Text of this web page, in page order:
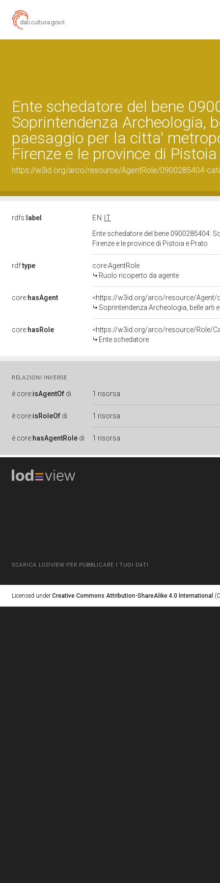
Ente schedatore del bene
Soprintendenza Archeologia,
paesaggio per la citta'
Firenze e le province di
https://w3id.org/arco/resource/AgentRole/0900285404-
rdfs: label EN
IT
Ente schedatore del bene 0900285404:
Firenze e le province di Pistoia e Prato
rdf:type
core:AgentRole
Ruolo ricoperto da agente
core:hasAgent
<https://w3id.org/arco/resource/Agent/
Soprintendenza Archeologia, belle arti
core:hasRole
<https://w3id.org/arco/resource/Role/
Ente schedatore
RELAZIONI INVERSE
è core:isAgentOf di 1 risorsa
è core:isRoleOf di 1 risorsa
è core:hasAgentRole di 1 risorsa
SCARICA LODVIEW PER PUBBLICARE I TUOI DATI
Licensed under Creative Commons Attribution-ShareAlike 4.0 International